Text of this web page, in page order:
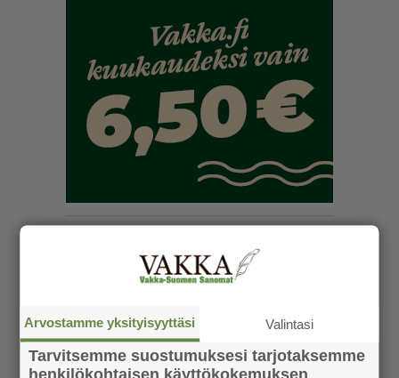
Arvostamme yksityisyyttäsi Valintasi
Tarvitsemme suostumuksesi tarjotaksemme
henkilökohtaisen käyttökokemuksen